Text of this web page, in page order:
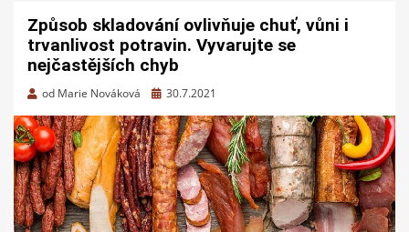
Způsob skladování ovlivňuje chuť, vůni i
trvanlivost potravin. Vyvarujte se
nejčastějších chyb
od Marie Nováková
Zveřejněno
30.7.2021